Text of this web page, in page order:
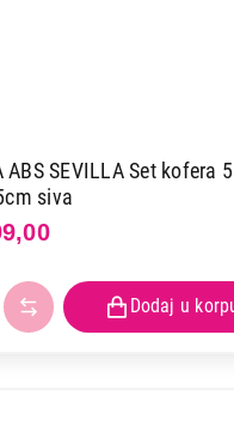
ABS SEVILLA Set kofera
siva